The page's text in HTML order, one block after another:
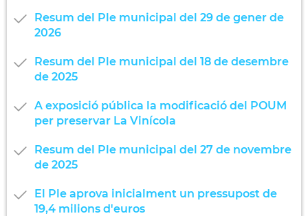
Resum del Ple municipal del 29 de gener de
2026
Resum del Ple municipal del 18 de desembre
de 2025
A exposició pública la modificació del POUM
per preservar La Vinícola
Resum del Ple municipal del 27 de novembre
de 2025
El Ple aprova inicialment un pressupost de
19,4 milions d'euros